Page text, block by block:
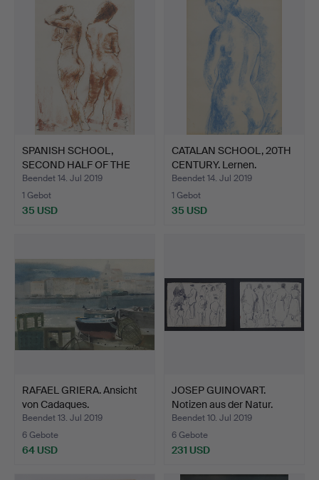
SPANISH SCHOOL,
SECOND HALF OF THE
20TH CE…
Beendet 14. Jul 2019
1 Gebot
35 USD
CATALAN SCHOOL, 20TH
CENTURY. Lernen.
Beendet 14. Jul 2019
1 Gebot
35 USD
RAFAEL GRIERA. Ansicht
von Cadaques.
Beendet 13. Jul 2019
6 Gebote
64 USD
JOSEP GUINOVART.
Notizen aus der Natur.
Beendet 10. Jul 2019
6 Gebote
231 USD